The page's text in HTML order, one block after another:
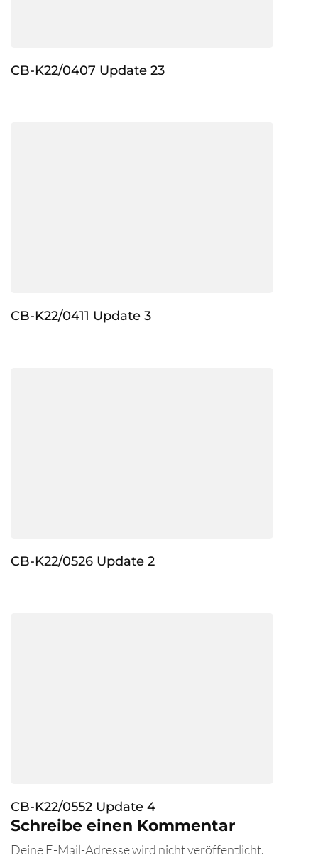
CB-K22/0407 Update 23
CB-K22/0411 Update 3
CB-K22/0526 Update 2
CB-K22/0552 Update 4
Schreibe einen Kommentar
Deine E-Mail-Adresse wird nicht veröffentlicht.